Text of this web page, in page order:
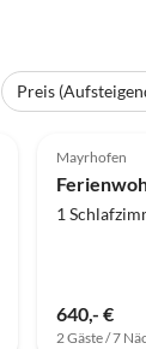
Preis
Mayrhofen
1
640,- €
2 Gäste / 7